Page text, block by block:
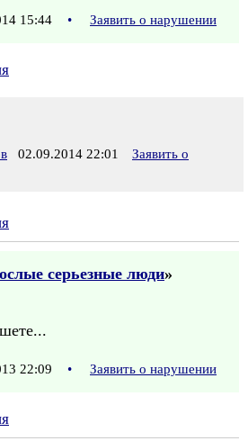
15:44 • Заявить о нарушении
02.09.2014 22:01
Заявить о
серьезные люди»
22:09 • Заявить о нарушении